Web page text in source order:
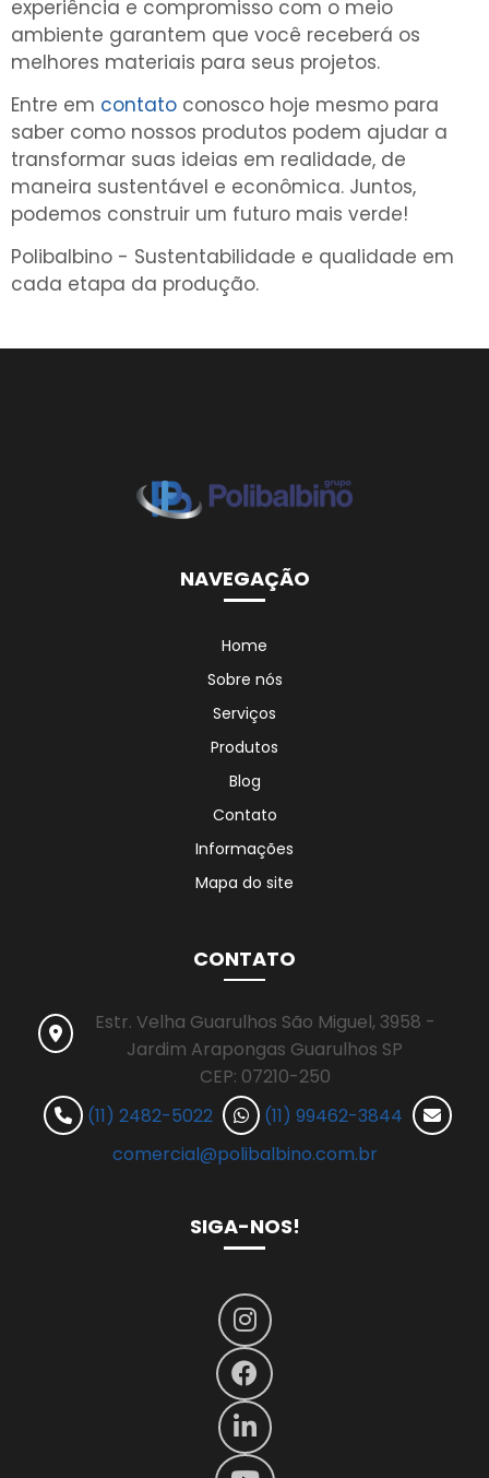
experiência e compromisso com o meio
ambiente garantem que você receberá os
melhores materiais para seus projetos.
Entre em contato conosco hoje mesmo para
saber como nossos produtos podem ajudar a
transformar suas ideias em realidade, de
maneira sustentável e econômica. Juntos,
podemos construir um futuro mais verde!
Polibalbino - Sustentabilidade e qualidade em
cada etapa da produção.
NAVEGAÇÃO
Home
Sobre nós
Serviços
Produtos
Blog
Contato
Informações
Mapa do site
CONTATO
Estr. Velha Guarulhos São Miguel, 3958 -
Jardim Arapongas Guarulhos SP
CEP: 07210-250
(11) 2482-5022
(11) 99462-3844
comercial@polibalbino.com.br
SIGA-NOS!